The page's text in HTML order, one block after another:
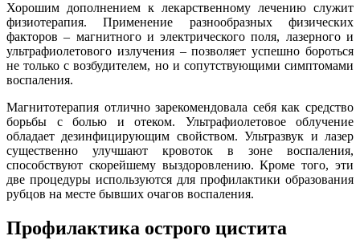
Хорошим дополнением к лекарственному лечению служит
физиотерапия. Применение разнообразных физических
факторов – магнитного и электрического поля, лазерного и
ультрафиолетового излучения – позволяет успешно бороться
не только с возбудителем, но и сопутствующими симптомами
воспаления.
Магнитотерапия отлично зарекомендовала себя как средство
борьбы с болью и отеком. Ультрафиолетовое облучение
обладает дезинфицирующим свойством. Ультразвук и лазер
существенно улучшают кровоток в зоне воспаления,
способствуют скорейшему выздоровлению. Кроме того, эти
две процедуры используются для профилактики образования
рубцов на месте бывших очагов воспаления.
Профилактика острого цистита